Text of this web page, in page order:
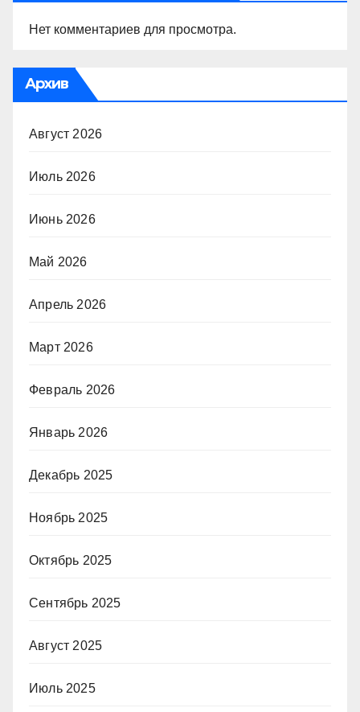
Нет комментариев для просмотра.
Архив
Август 2026
Июль 2026
Июнь 2026
Май 2026
Апрель 2026
Март 2026
Февраль 2026
Январь 2026
Декабрь 2025
Ноябрь 2025
Октябрь 2025
Сентябрь 2025
Август 2025
Июль 2025